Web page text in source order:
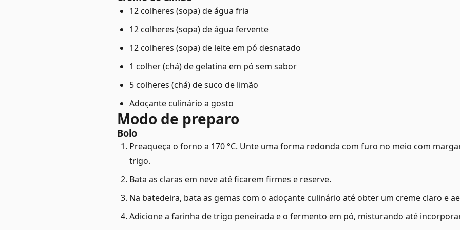
12 colheres (sopa) de água fria
12 colheres (sopa) de água fervente
12 colheres (sopa) de leite em pó desnatado
1 colher (chá) de gelatina em pó sem sabor
5 colheres (chá) de suco de limão
Adoçante culinário a gosto
Modo de preparo
Bolo
Preaqueça o forno a 170 °C. Unte uma forma redonda com furo no meio com
trigo.
Bata as claras em neve até ficarem firmes e reserve.
Na batedeira, bata as gemas com o adoçante culinário até obter um creme claro e
Adicione a farinha de trigo peneirada e o fermento em pó, misturando até